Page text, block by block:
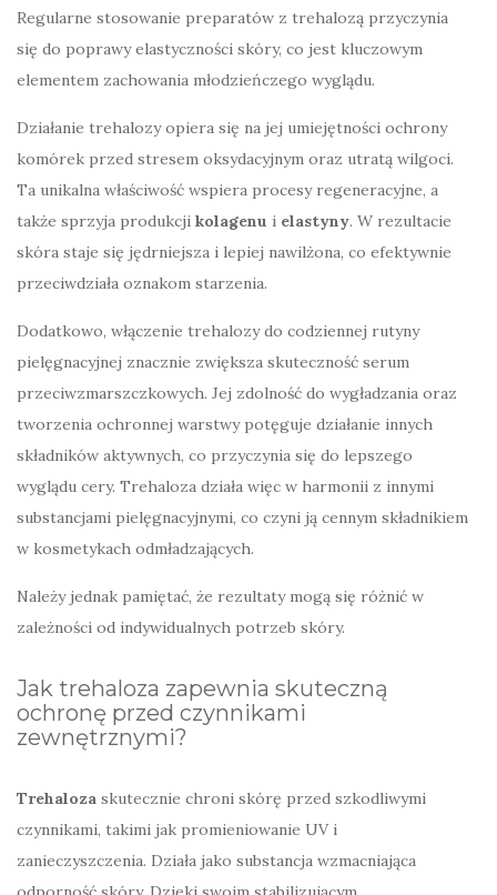
Regularne stosowanie preparatów z trehalozą przyczynia
się do poprawy elastyczności skóry, co jest kluczowym
elementem zachowania młodzieńczego wyglądu.
Działanie trehalozy opiera się na jej umiejętności ochrony
komórek przed stresem oksydacyjnym oraz utratą wilgoci.
Ta unikalna właściwość wspiera procesy regeneracyjne, a
także sprzyja produkcji kolagenu i elastyny. W rezultacie
skóra staje się jędrniejsza i lepiej nawilżona, co efektywnie
przeciwdziała oznakom starzenia.
Dodatkowo, włączenie trehalozy do codziennej rutyny
pielęgnacyjnej znacznie zwiększa skuteczność serum
przeciwzmarszczkowych. Jej zdolność do wygładzania oraz
tworzenia ochronnej warstwy potęguje działanie innych
składników aktywnych, co przyczynia się do lepszego
wyglądu cery. Trehaloza działa więc w harmonii z innymi
substancjami pielęgnacyjnymi, co czyni ją cennym składnikiem
w kosmetykach odmładzających.
Należy jednak pamiętać, że rezultaty mogą się różnić w
zależności od indywidualnych potrzeb skóry.
Jak trehaloza zapewnia skuteczną
ochronę przed czynnikami
zewnętrznymi?
Trehaloza skutecznie chroni skórę przed szkodliwymi
czynnikami, takimi jak promieniowanie UV i
zanieczyszczenia. Działa jako substancja wzmacniająca